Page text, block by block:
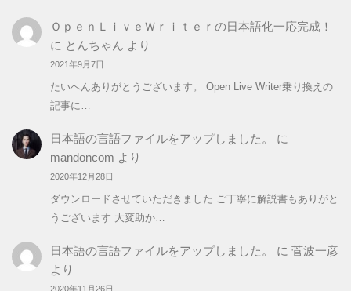
ＯｐｅｎＬｉｖｅＷｒｉｔｅｒの日本語化一応完成！
に とんちゃん より
2021年9月7日
たいへんありがとうございます。 Open Live Writer乗り換えの
記事に…
日本語の言語ファイルをアップしました。
に
mandoncom より
2020年12月28日
ダウンロードさせていただきました ご丁寧に解説書もありがと
うございます 大変助か…
日本語の言語ファイルをアップしました。 に 菅波一彦
より
2020年11月26日